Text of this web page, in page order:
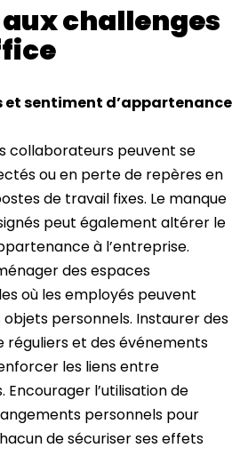
challenges
et sentiment d’appartenance
collaborateurs peuvent se
ou en perte de repères en
de travail fixes. Le manque
peut également altérer le
à l’entreprise.
des espaces
où les employés peuvent
personnels. Instaurer des
réguliers et des événements
les liens entre
l’utilisation de
personnels pour
de sécuriser ses effets